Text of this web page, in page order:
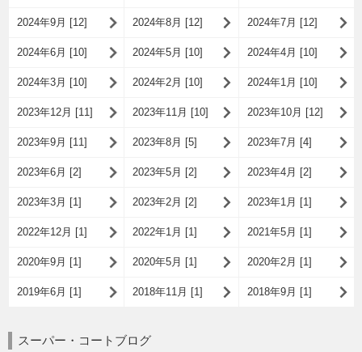
2024年9月 [12] 2024年8月 [12] 2024年7月 [12]
2024年6月 [10] 2024年5月 [10] 2024年4月 [10]
2024年3月 [10] 2024年2月 [10] 2024年1月 [10]
2023年12月 [11] 2023年11月 [10] 2023年10月 [12]
2023年9月 [11] 2023年8月 [5] 2023年7月 [4]
2023年6月 [2] 2023年5月 [2] 2023年4月 [2]
2023年3月 [1] 2023年2月 [2] 2023年1月 [1]
2022年12月 [1] 2022年1月 [1] 2021年5月 [1]
2020年9月 [1] 2020年5月 [1] 2020年2月 [1]
2019年6月 [1] 2018年11月 [1] 2018年9月 [1]
スーパー・コートブログ